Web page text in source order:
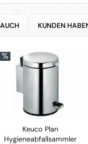
KUNDEN
Keuco Plan
Hygieneabfallsammler